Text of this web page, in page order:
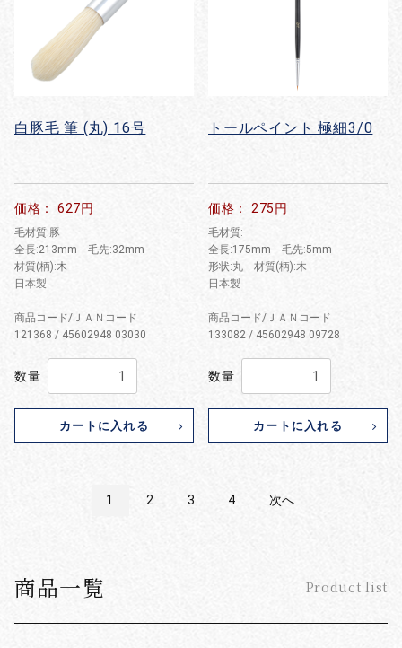
商品一覧 Product list
白豚毛 筆 (丸) 16号
価格： 627円
毛材質:豚
全長:213mm 毛先:32mm
材質(柄):木
日本製
商品コード/ＪＡＮコード
121368 / 45602948 03030
数量
カートに入れる
トールペイント 極細3/0
価格： 275円
毛材質:
全長:175mm 毛先:5mm
形状:丸 材質(柄):木
日本製
商品コード/ＪＡＮコード
133082 / 45602948 09728
数量
カートに入れる
1 2 3 4 次へ